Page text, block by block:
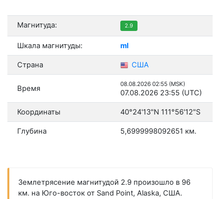
Магнитуда: 2.9
Шкала магнитуды: ml
Страна США
Время 08.08.2026 02:55 (MSK)
07.08.2026 23:55 (UTC)
Координаты 40°24'13"N 111°56'12"S
Глубина 5,6999998092651 км.
Землетрясение магнитудой 2.9 произошло в 96
км. на Юго-восток от Sand Point, Alaska, США.